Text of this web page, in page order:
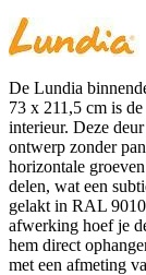
De Lundia
73 x 211,5 cm is
interieur. Deze
ontwerp zonder
horizontale
delen, wat een
gelakt in RAL
afwerking hoef je
hem direct
met een afmeting